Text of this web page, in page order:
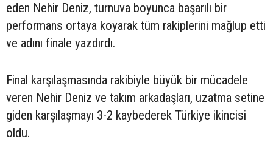
eden Nehir Deniz, turnuva boyunca başarılı bir
performans ortaya koyarak tüm rakiplerini mağlup etti
ve adını finale yazdırdı.
Final karşılaşmasında rakibiyle büyük bir mücadele
veren Nehir Deniz ve takım arkadaşları, uzatma setine
giden karşılaşmayı 3-2 kaybederek Türkiye ikincisi
oldu.